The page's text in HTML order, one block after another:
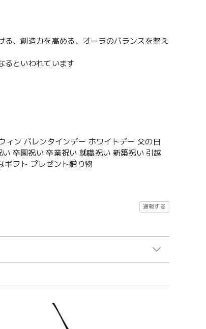
、創造力を高める、オーラのバランスを整え
るといわれています
ィン バレンタインデー ホワイトデー 父の日
卒園祝い 卒業祝い 就職祝い 新築祝い 引越
ギフト プレゼント贈り物
通報する